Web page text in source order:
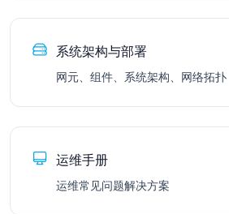
系统架构与部署
网元、组件、系统架构、网络拓扑
运维手册
运维常见问题解决方案